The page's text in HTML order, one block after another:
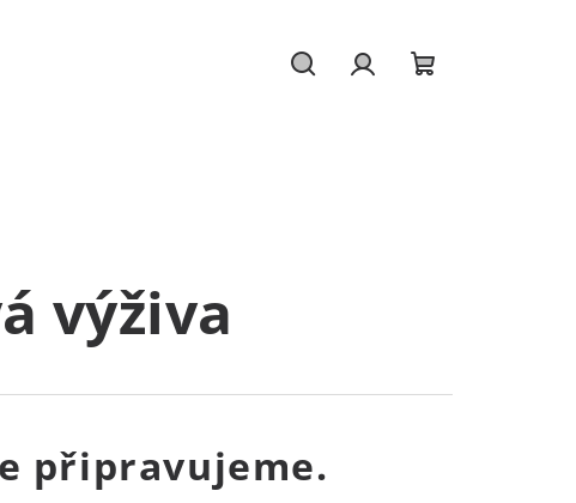
výživa
připravujeme.